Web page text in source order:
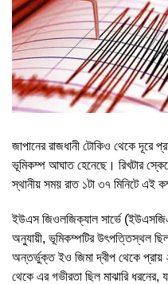
জাপানের রাজধানী টোকিও থেকে দূরে
ভূমিকম্প আঘাত হেনেছে। রিখটার
স্থানীয় সময় রাত ১টা ৩৭ মিনিটে
ইউএস জিওলজিক্যাল সার্ভে
অনুযায়ী, ভূমিকম্পটির উৎপত্তিস্থল
অন্তর্ভুক্ত ইও জিমা দ্বীপ থেকে প্রায়
থেকে এর গভীরতা ছিল মাঝারি ধরনের,